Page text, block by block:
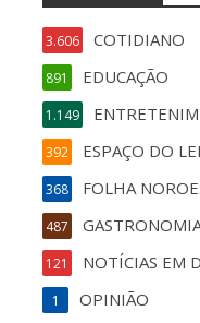
COTIDIANO
3.606
EDUCAÇÃO
891
1.149
ESPAÇO DO
392
FOLHA
368
487
NOTÍCIAS EM
121
OPINIÃO
1